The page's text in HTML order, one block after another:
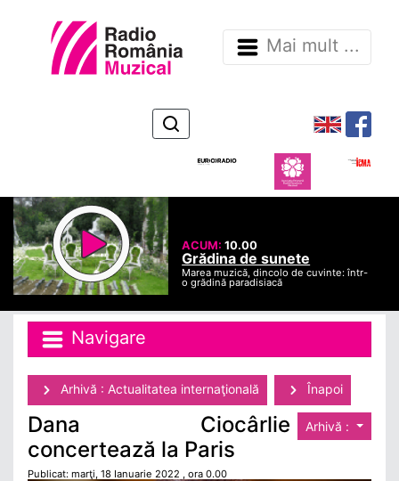
Mai mult ...
ACUM:10.00
Grădina de sunete
Marea muzică, dincolo de cuvinte: într-
o grădină paradisiacă
Navigare
Arhivă : Actualitatea internaţională Înapoi
Arhivă :
Dana Ciocârlie
concertează la Paris
Publicat: marţi, 18 Ianuarie 2022 , ora 0.00